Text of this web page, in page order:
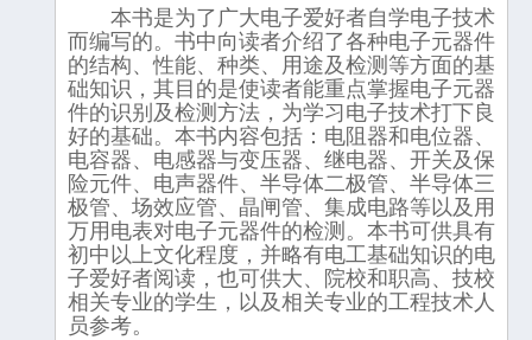
本书是为了广大电子爱好者自学电子技术
而编写的。书中向读者介绍了各种电子元器件
的结构、性能、种类、用途及检测等方面的基
础知识，其目的是使读者能重点掌握电子元器
件的识别及检测方法，为学习电子技术打下良
好的基础。本书内容包括：电阻器和电位器、
电容器、电感器与变压器、继电器、开关及保
险元件、电声器件、半导体二极管、半导体三
极管、场效应管、晶闸管、集成电路等以及用
万用电表对电子元器件的检测。本书可供具有
初中以上文化程度，并略有电工基础知识的电
子爱好者阅读，也可供大、院校和职高、技校
相关专业的学生，以及相关专业的工程技术人
员参考。